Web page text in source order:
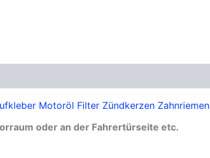
Motoröl Filter Zündkerzen Zahnriemen
oder an der Fahrertürseite etc.